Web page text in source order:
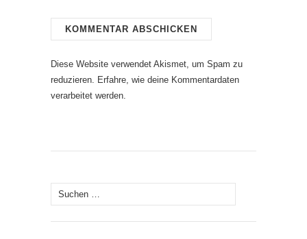
Diese Website verwendet Akismet, um Spam zu
reduzieren.
Erfahre, wie deine Kommentardaten
verarbeitet werden.
Suche
nach: